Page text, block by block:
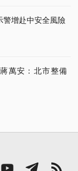
增赴中安全風險
萬安：北市整備